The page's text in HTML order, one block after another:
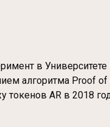
в
алгоритма Proof
AR в 2018